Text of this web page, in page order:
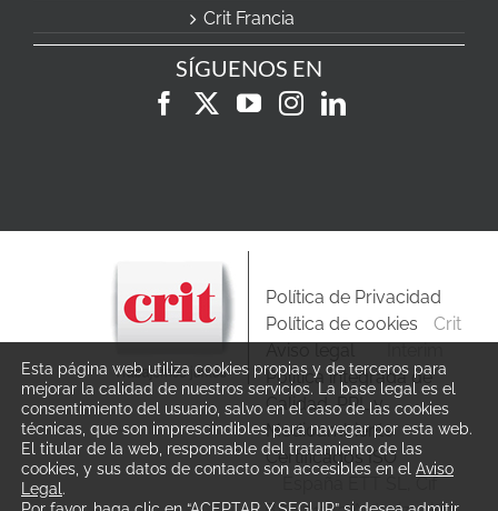
Crit Francia
SÍGUENOS EN
Política de Privacidad
Política de cookies
Política integrada de
Calidad, PRL y
Medioambiente
Certificados ISO
Crit
España ETT SL, Cif
Esta página web utiliza cookies propias y de terceros para
mejorar la calidad de nuestros servicios. La base legal es el
consentimiento del usuario, salvo en el caso de las cookies
técnicas, que son imprescindibles para navegar por esta web.
El titular de la web, responsable del tratamiento de las
cookies, y sus datos de contacto son accesibles en el Aviso
Legal .